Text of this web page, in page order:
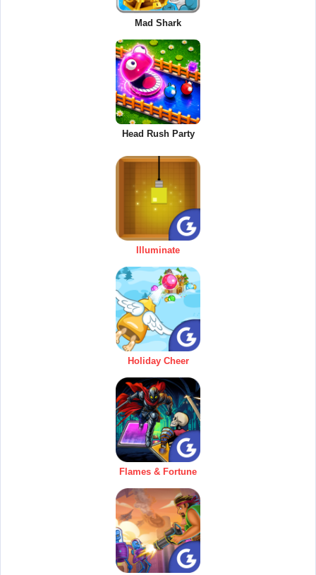
Mad Shark
Head Rush Party
Illuminate
Holiday Cheer
Flames & Fortune